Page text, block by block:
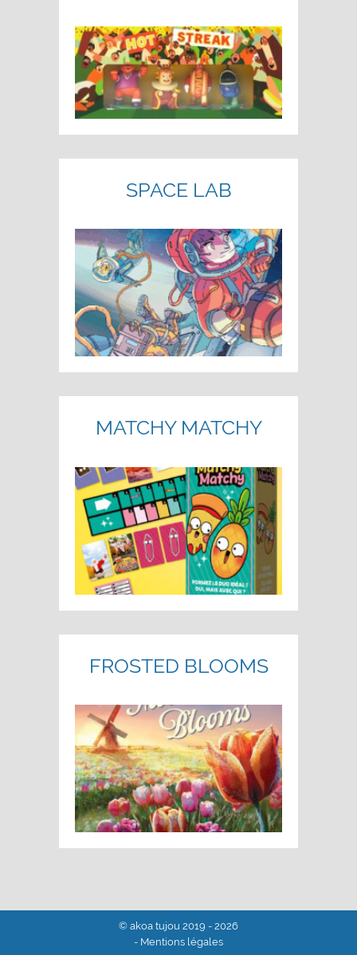
SPACE LAB
MATCHY MATCHY
FROSTED BLOOMS
© akoa tujou 2019 - 2026
- Mentions légales